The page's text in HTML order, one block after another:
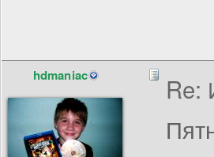
hdmaniac
Re: